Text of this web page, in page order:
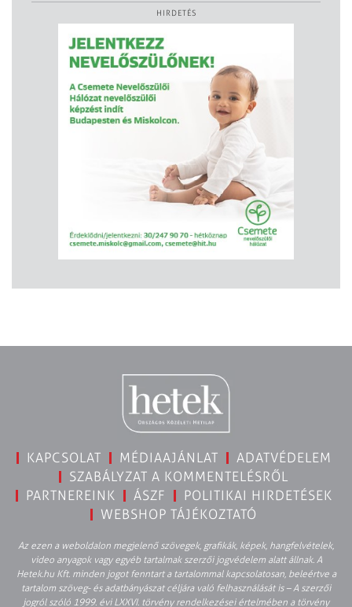
HIRDETÉS
KAPCSOLAT MÉDIAAJÁNLAT
ADATVÉDELEM
SZABÁLYZAT A KOMMENTELÉSRŐL
PARTNEREINK
ÁSZF
POLITIKAI HIRDETÉSEK
WEBSHOP TÁJÉKOZTATÓ
Az ezen a weboldalon megjelenő szövegek, grafikák, képek, hangfelvételek,
video anyagok vagy egyéb tartalmak szerzői jogvédelem alatt állnak. A
Hetek.hu Kft. minden jogot fenntart a tartalommal kapcsolatosan, beleértve a
tartalom szöveg- és adatbányászat céljára való felhasználását is – A szerzői
jogról szóló 1999. évi LXXVI. törvény rendelkezései értelmében a törvény